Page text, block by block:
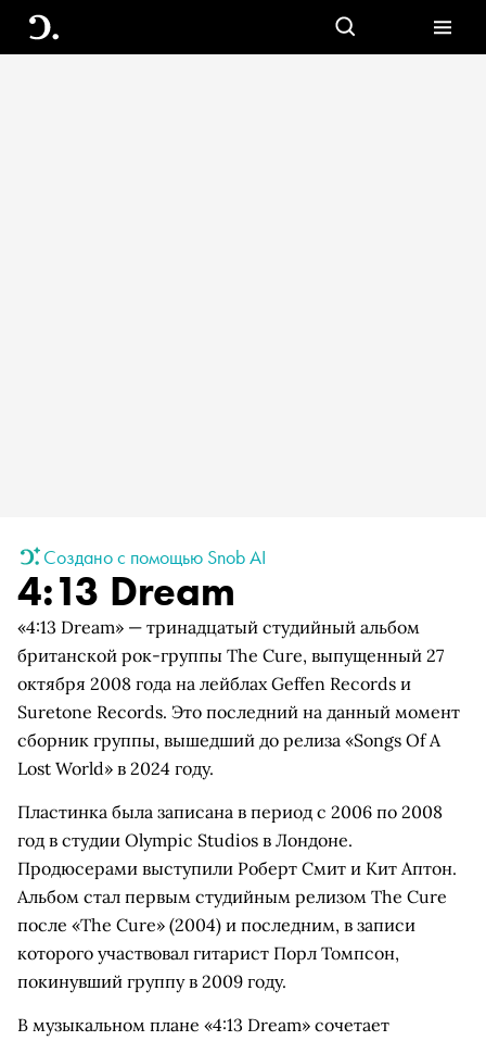
Создано с помощью Snob AI
4:13 Dream
«4:13 Dream» — тринадцатый студийный альбом
британской рок-группы The Cure, выпущенный 27
октября 2008 года на лейблах Geffen Records и
Suretone Records. Это последний на данный момент
сборник группы, вышедший до релиза «Songs Of A
Lost World» в 2024 году.
Пластинка была записана в период с 2006 по 2008
год в студии Olympic Studios в Лондоне.
Продюсерами выступили Роберт Смит и Кит Аптон.
Альбом стал первым студийным релизом The Cure
после «The Cure» (2004) и последним, в записи
которого участвовал гитарист Порл Томпсон,
покинувший группу в 2009 году.
В музыкальном плане «4:13 Dream» сочетает